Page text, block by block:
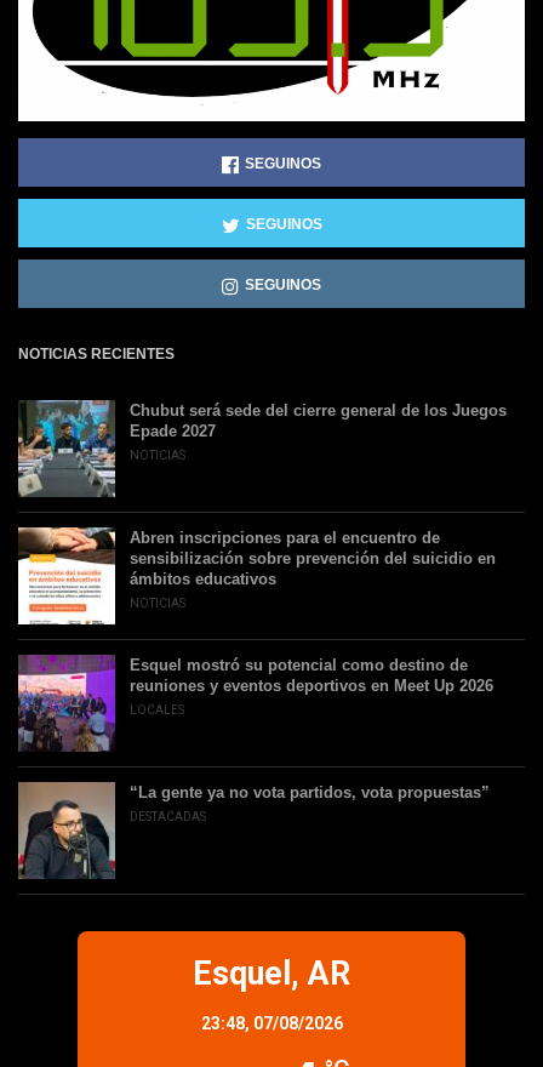
SEGUINOS
SEGUINOS
SEGUINOS
NOTICIAS RECIENTES
Chubut será sede del cierre general de los Juegos
Epade 2027
NOTICIAS
Abren inscripciones para el encuentro de
sensibilización sobre prevención del suicidio en
ámbitos educativos
NOTICIAS
Esquel mostró su potencial como destino de
reuniones y eventos deportivos en Meet Up 2026
LOCALES
“La gente ya no vota partidos, vota propuestas”
DESTACADAS
Esquel, AR
23:48, 07/08/2026